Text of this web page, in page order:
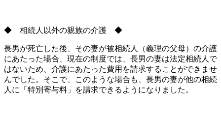
◆ 相続人以外の親族の介護 ◆
長男が死亡した後、その妻が被相続人（義理の父母）の介護
にあたった場合、現在の制度では、長男の妻は法定相続人で
はないため、介護にあたった費用を請求することができませ
んでした。そこで、このような場合も、長男の妻が他の相続
人に「特別寄与料」を請求できるようになりました。